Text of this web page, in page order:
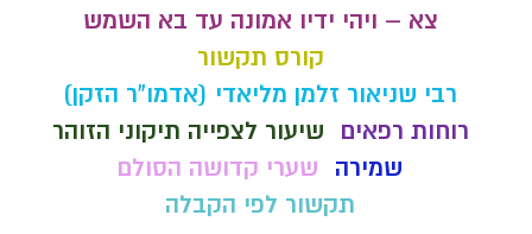
צא – ויהי ידיו אמונה עד בא השמש
קורס תקשור
רבי שניאור זלמן מליאדי (אדמו"ר הזקן)
רוחות רפאים
שיעור לצפייה תיקוני הזוהר
שמירה
שערי קדושה הסולם
תקשור לפי הקבלה